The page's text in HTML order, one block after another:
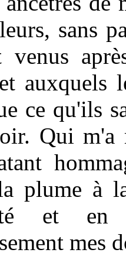
sans
venus
auxquels
ce qu'ils
Qui m'a
plume à
et
mes